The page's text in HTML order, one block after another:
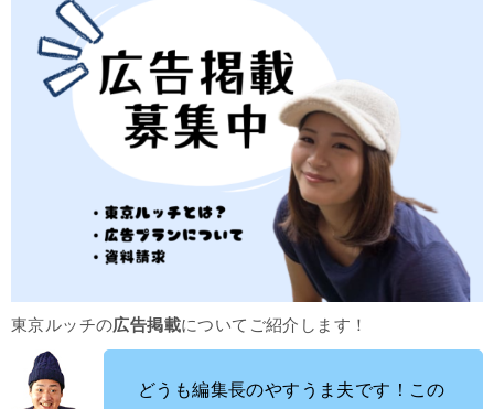
東京ルッチの広告掲載についてご紹介します！
どうも編集長のやすうま夫です！この